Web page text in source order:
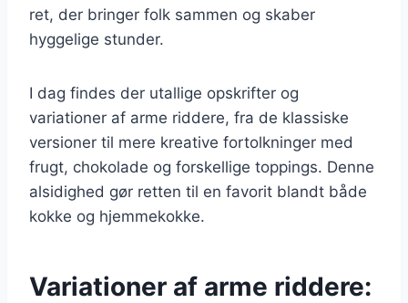
ret, der bringer folk sammen og skaber
hyggelige stunder.
I dag findes der utallige opskrifter og
variationer af arme riddere, fra de klassiske
versioner til mere kreative fortolkninger med
frugt, chokolade og forskellige toppings. Denne
alsidighed gør retten til en favorit blandt både
kokke og hjemmekokke.
Variationer af arme riddere: